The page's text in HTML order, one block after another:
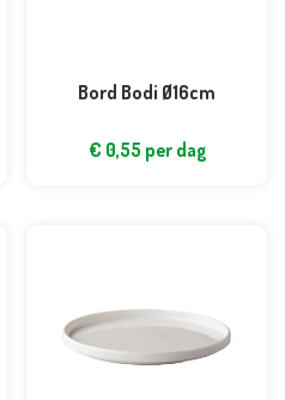
Bord Bodi Ø16cm
€ 0,55 per dag